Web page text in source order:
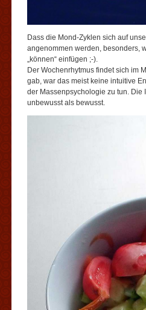
Dass die Mond-Zyklen sich auf
angenommen werden, besonders,
„können“ einfügen ;-).
Der Wochenrhytmus findet sich im
gab, war das meist keine intuitive
der Massenpsychologie zu tun. Die
unbewusst als bewusst.